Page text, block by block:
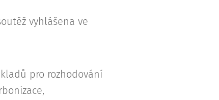
vyhlášena ve
pro rozhodování